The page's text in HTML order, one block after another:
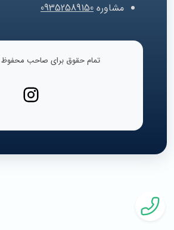
مشاوره 09352589150
تمام حقوق برای صاحب